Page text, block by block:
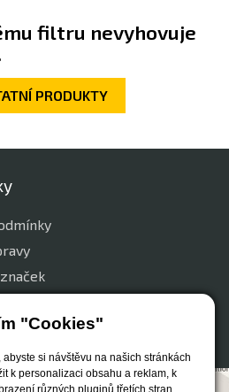
"Cookies"
si návštěvu na našich stránkách
k personalizaci obsahu a reklam, k
filtru nevyhovuje
PRODUKTY